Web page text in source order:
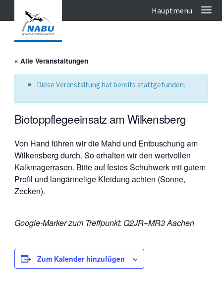
« Alle Veranstaltungen
Diese Veranstaltung hat bereits stattgefunden.
Biotoppflegeeinsatz am Wilkensberg
Von Hand führen wir die Mahd und Entbuschung am
Wilkensberg durch. So erhalten wir den wertvollen
Kalkmagerrasen. Bitte auf festes Schuhwerk mit gutem
Profil und langärmelige Kleidung achten (Sonne,
Zecken).
Google-Marker zum Treffpunkt: Q2JR+MR3 Aachen
Zum Kalender hinzufügen